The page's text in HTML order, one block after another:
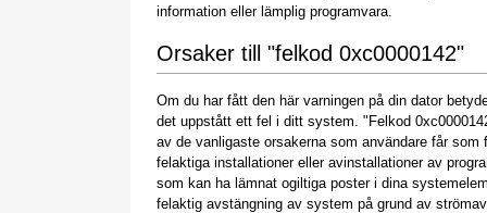
information eller lämplig programvara.
Orsaker till "felkod 0xc0000142"
Om du har fått den här varningen på din dator
det uppstått ett fel i ditt system. "Felkod
av de vanligaste orsakerna som användare får som
felaktiga installationer eller avinstallationer av
som kan ha lämnat ogiltiga poster i dina
felaktig avstängning av system på grund av